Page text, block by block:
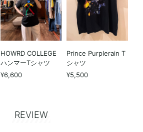
HOWRD COLLEGE
ハンマーTシャツ
¥6,600
Prince Purplerain T
シャツ
¥5,500
REVIEW